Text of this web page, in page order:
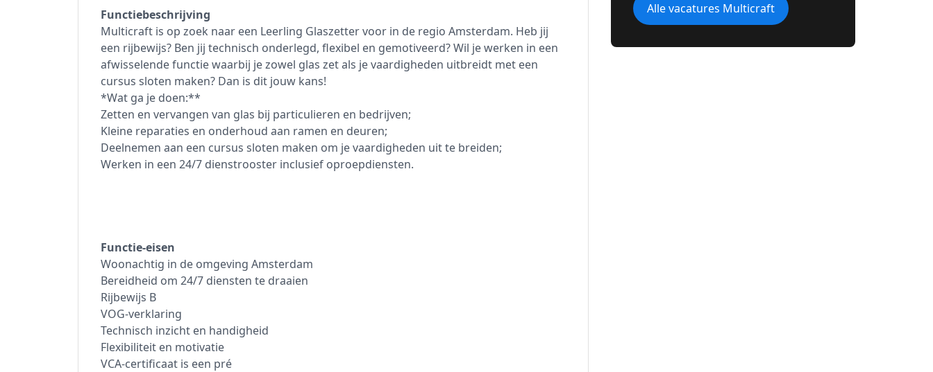
Functiebeschrijving
Multicraft is op zoek naar een Leerling Glaszetter voor in de regio Amsterdam. Heb jij
een rijbewijs? Ben jij technisch onderlegd, flexibel en gemotiveerd? Wil je werken in een
afwisselende functie waarbij je zowel glas zet als je vaardigheden uitbreidt met een
cursus sloten maken? Dan is dit jouw kans!
*Wat ga je doen:**
Zetten en vervangen van glas bij particulieren en bedrijven;
Kleine reparaties en onderhoud aan ramen en deuren;
Deelnemen aan een cursus sloten maken om je vaardigheden uit te breiden;
Werken in een 24/7 dienstrooster inclusief oproepdiensten.
Functie-eisen
Woonachtig in de omgeving Amsterdam
Bereidheid om 24/7 diensten te draaien
Rijbewijs B
VOG-verklaring
Technisch inzicht en handigheid
Flexibiliteit en motivatie
VCA-certificaat is een pré
Alle vacatures Multicraft